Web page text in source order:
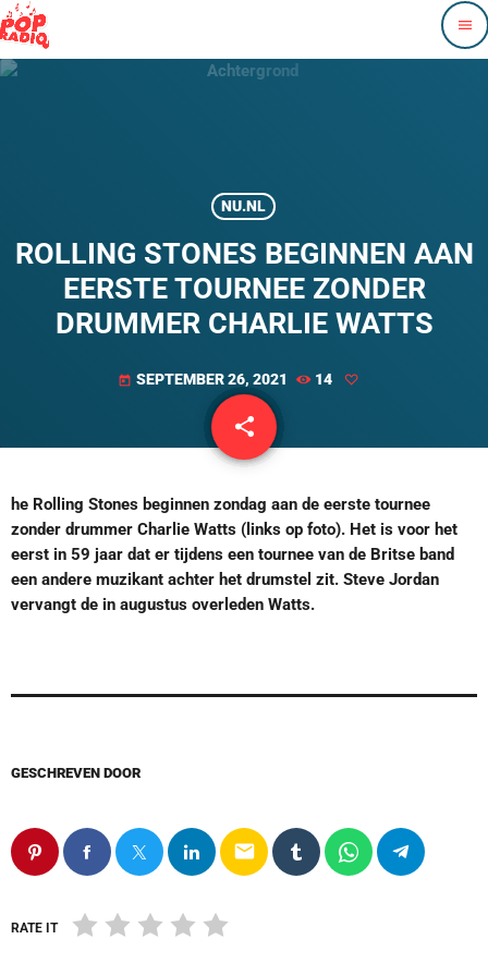
menu
NU.NL
ROLLING STONES BEGINNEN AAN
EERSTE TOURNEE ZONDER
DRUMMER CHARLIE WATTS
today SEPTEMBER 26, 2021 14
share
email
he Rolling Stones beginnen zondag aan de eerste tournee
zonder drummer Charlie Watts (links op foto). Het is voor het
eerst in 59 jaar dat er tijdens een tournee van de Britse band
een andere muzikant achter het drumstel zit. Steve Jordan
vervangt de in augustus overleden Watts.
GESCHREVEN DOOR
email
RATE IT